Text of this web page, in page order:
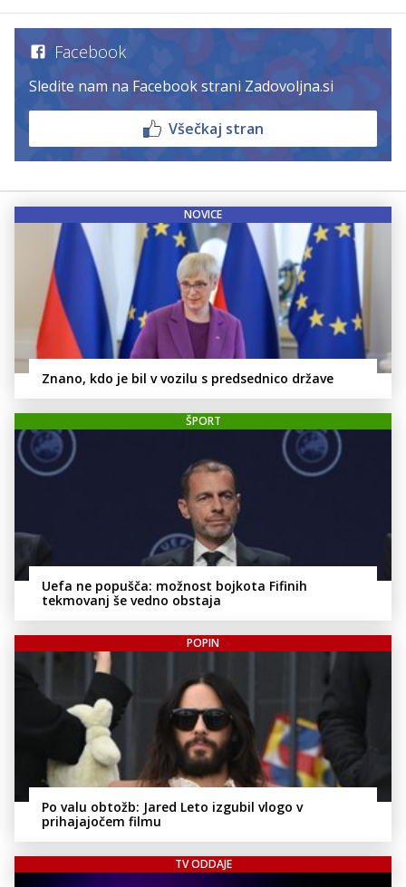
Facebook
Sledite nam na Facebook strani Zadovoljna.si
Všečkaj stran
NOVICE
Znano, kdo je bil v vozilu s predsednico države
ŠPORT
Uefa ne popušča: možnost bojkota Fifinih
tekmovanj še vedno obstaja
POPIN
Po valu obtožb: Jared Leto izgubil vlogo v
prihajajočem filmu
TV ODDAJE